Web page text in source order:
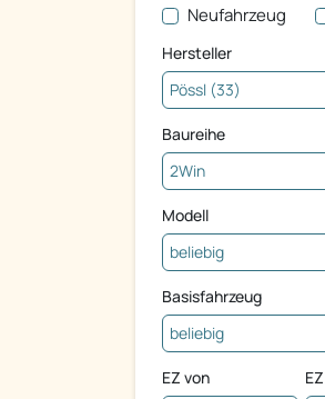
Neufahrzeug
Hersteller
Baureihe
Modell
Basisfahrzeug
EZ von